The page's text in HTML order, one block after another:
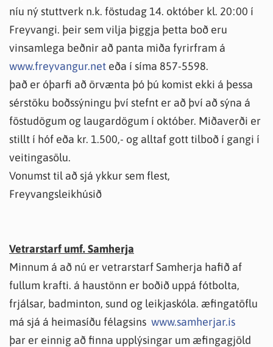
níu ný stuttverk n.k. föstudag 14. október kl. 20:00 í
Freyvangi. þeir sem vilja þiggja þetta boð eru
vinsamlega beðnir að panta miða fyrirfram á
www.freyvangur.net eða í síma 857-5598.
það er óþarfi að örvænta þó þú komist ekki á þessa
sérstöku boðssýningu því stefnt er að því að sýna á
föstudögum og laugardögum í október. Miðaverði er
stillt í hóf eða kr. 1.500,- og alltaf gott tilboð í gangi í
veitingasölu.
Vonumst til að sjá ykkur sem flest,
Freyvangsleikhúsið
Vetrarstarf umf. Samherja
Minnum á að nú er vetrarstarf Samherja hafið af
fullum krafti. á haustönn er boðið uppá fótbolta,
frjálsar, badminton, sund og leikjaskóla. æfingatöflu
má sjá á heimasíðu félagsins www.samherjar.is
þar er einnig að finna upplýsingar um æfingagjöld